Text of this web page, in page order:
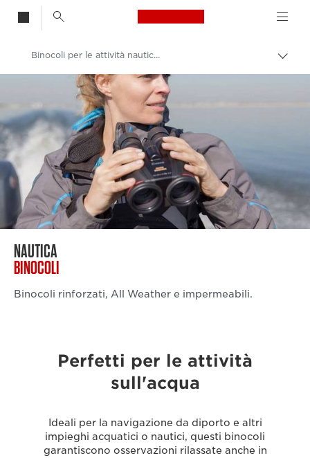
Canon Logo, back
Binocoli
Binocoli per le attività nautiche e impermeabili
NAUTICA
BINOCOLI
Binocoli rinforzati, All Weather e impermeabili.
Perfetti per le attività
sull'acqua
Ideali per la navigazione da diporto e altri
impieghi acquatici o nautici, questi binocoli
garantiscono osservazioni rilassate anche in